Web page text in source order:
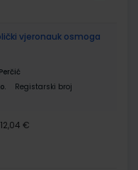
vjeronauk osmoga
Registarski broj
12,04 €